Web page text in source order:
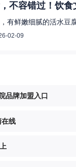
不容错过！饮食
有鲜嫩细腻的活水豆
02-09
品牌加盟入口
线